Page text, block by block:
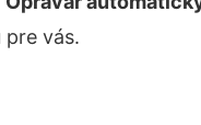
pre vás.